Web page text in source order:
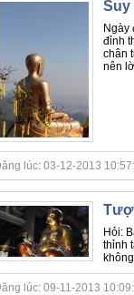
Suy
Ngày
đỉnh
chân
nên
lúc: 03-12-2013
Hỏi:
thỉnh
lúc: 09-11-2013